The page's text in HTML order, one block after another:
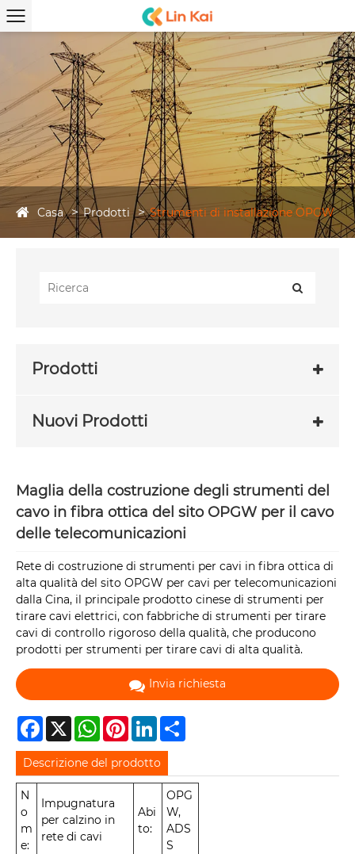
Casa Prodotti Strumenti di installazione OPGW
Prodotti
Nuovi Prodotti
Maglia della costruzione degli strumenti del
cavo in fibra ottica del sito OPGW per il cavo
delle telecomunicazioni
Rete di costruzione di strumenti per cavi in ​​fibra ottica di
alta qualità del sito OPGW per cavi per telecomunicazioni
dalla Cina, il principale prodotto cinese di strumenti per
tirare cavi elettrici, con fabbriche di strumenti per tirare
cavi di controllo rigoroso della qualità, che producono
prodotti per strumenti per tirare cavi di alta qualità.
Invia richiesta
Facebook
X WhatsAppPinterestLinkedIn
Descrizione del prodotto
N
o
m
e:
Impugnatura
per calzino in
rete di cavi
Abi
to:
OPG
W,
ADS
S